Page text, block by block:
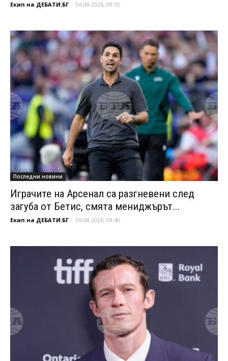
Екип на ДЕБАТИ.БГ - 06.08.2026, 09:51
Последни новини
Играчите на Арсенал са разгневени след
загуба от Бетис, смята мениджърът...
Екип на ДЕБАТИ.БГ - 06.08.2026, 09:40